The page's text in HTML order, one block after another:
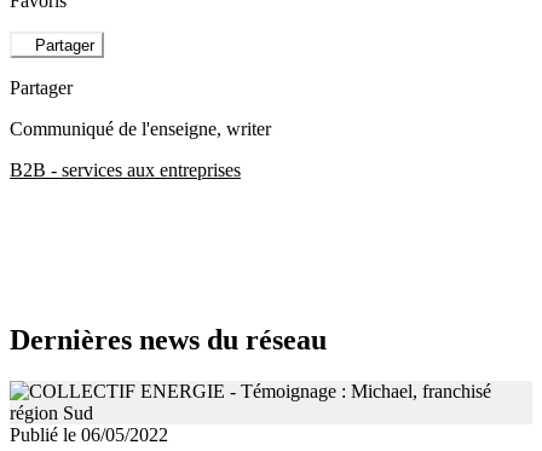
Partager
Partager
Communiqué de l'enseigne, writer
B2B - services aux entreprises
Dernières news du réseau
Publié le 06/05/2022